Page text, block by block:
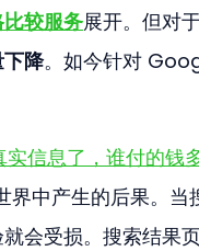
较服务展开。但对
降。如今针对
信息了，谁付的钱
界中产生的后果。当
会受损。搜索结果